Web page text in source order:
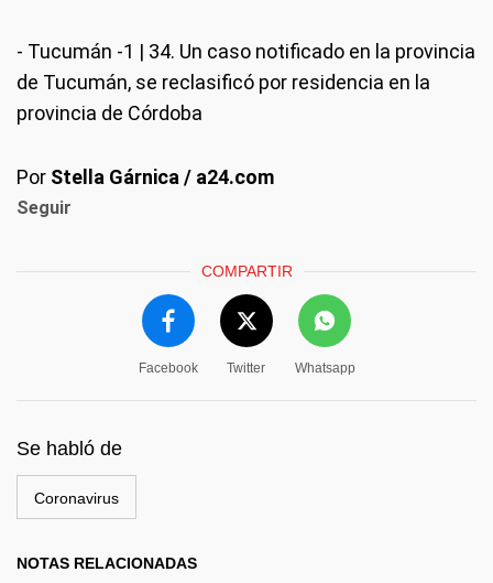
- Tucumán -1 | 34. Un caso notificado en la provincia
de Tucumán, se reclasificó por residencia en la
provincia de Córdoba
Por Stella Gárnica / a24.com
Seguir
COMPARTIR
Facebook Twitter Whatsapp
Se habló de
Coronavirus
NOTAS RELACIONADAS